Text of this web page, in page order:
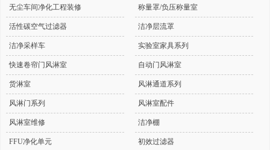
无尘车间净化工程装修 称量罩/负压称量室
活性碳空气过滤器 洁净层流罩
洁净采样车 实验室家具系列
快速卷帘门风淋室 自动门风淋室
货淋室 风淋通道系列
风淋门系列 风淋室配件
风淋室维修 洁净棚
FFU净化单元 初效过滤器